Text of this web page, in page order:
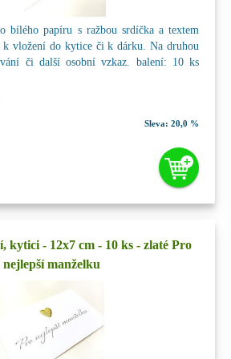
bílého papíru s ražbou srdíčka a textem
k vložení do kytice či k dárku. Na druhou
či další osobní vzkaz. balení: 10 ks
Sleva: 20,0 %
- 12x7 cm - 10 ks - zlaté Pro
nejlepší manželku